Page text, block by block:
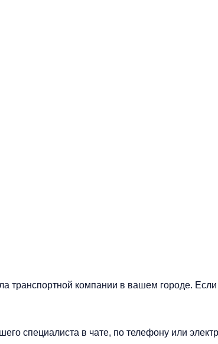
транспортной компании в вашем городе.
специалиста в чате, по телефону или